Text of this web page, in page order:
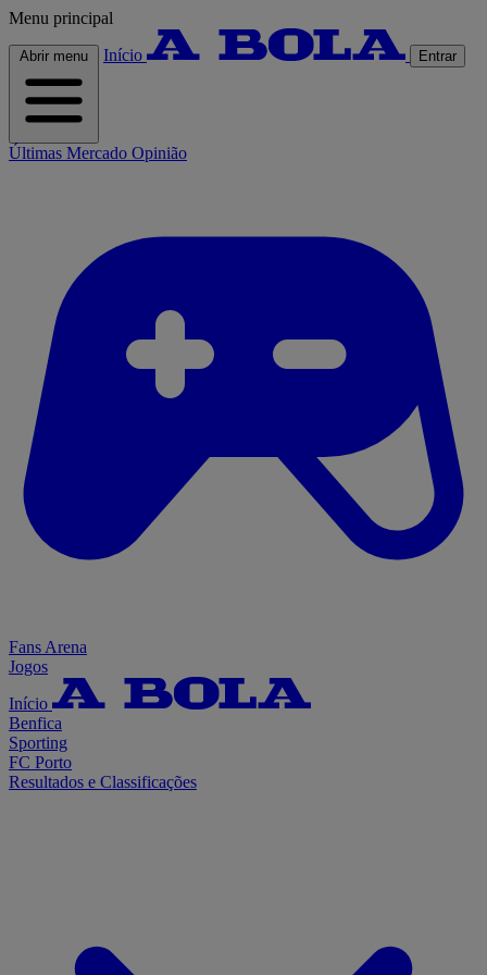
Menu principal
Abrir menu Início Entrar
Últimas Mercado Opinião
Fans Arena
Jogos
Início
Benfica
Sporting
FC Porto
Resultados e Classificações